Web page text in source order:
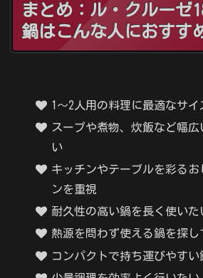
まとめ：ル・クルーゼ
鍋はこんな人におすす
1〜2人用の料理に最適なサイ
スープや煮物、炊飯など幅広
い
キッチンやテーブルを彩るお
ンを重視
耐久性の高い鍋を長く使いた
熱源を問わず使える鍋を探し
コンパクトで持ち運びやすい